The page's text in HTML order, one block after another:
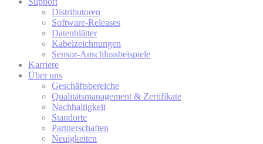
Distributoren
Software-Releases
Datenblätter
Kabel­zeichnungen
Sensor-Anschluss­beispiele
Karriere
Über uns
Geschäftsbereiche
Qualitätsmanagement & Zertifikate
Nachhaltigkeit
Standorte
Partnerschaften
Neuigkeiten